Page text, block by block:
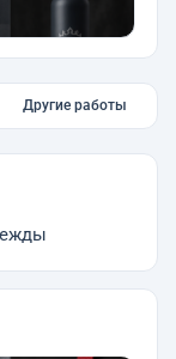
Другие работы